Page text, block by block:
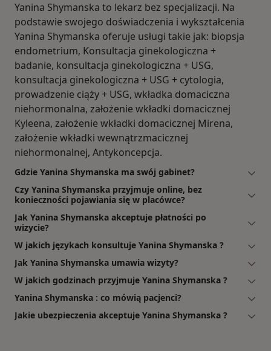
Yanina Shymanska to lekarz bez specjalizacji. Na
podstawie swojego doświadczenia i wykształcenia
Yanina Shymanska oferuje usługi takie jak: biopsja
endometrium, Konsultacja ginekologiczna +
badanie, konsultacja ginekologiczna + USG,
konsultacja ginekologiczna + USG + cytologia,
prowadzenie ciąży + USG, wkładka domaciczna
niehormonalna, założenie wkładki domacicznej
Kyleena, założenie wkładki domacicznej Mirena,
założenie wkładki wewnątrzmacicznej
niehormonalnej, Antykoncepcja.
Gdzie Yanina Shymanska ma swój gabinet?
Czy Yanina Shymanska przyjmuje online, bez
konieczności pojawiania się w placówce?
Jak Yanina Shymanska akceptuje płatności po
wizycie?
W jakich językach konsultuje Yanina Shymanska ?
Jak Yanina Shymanska umawia wizyty?
W jakich godzinach przyjmuje Yanina Shymanska ?
Yanina Shymanska : co mówią pacjenci?
Jakie ubezpieczenia akceptuje Yanina Shymanska ?